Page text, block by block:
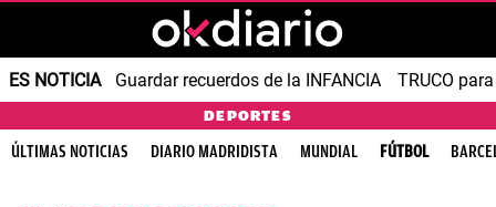
ES NOTICIA Guardar recuerdos de la INFANCIA TRUCO
DEPORTES
ÚLTIMAS NOTICIAS DIARIO MADRIDISTA MUNDIAL FÚTBOL